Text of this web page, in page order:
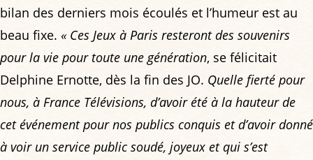
bilan des derniers mois écoulés et l’humeur est au
beau fixe. « Ces Jeux à Paris resteront des souvenirs
pour la vie pour toute une génération, se félicitait
Delphine Ernotte, dès la fin des JO. Quelle fierté pour
nous, à France Télévisions, d’avoir été à la hauteur de
cet événement pour nos publics conquis et d’avoir donné
à voir un service public soudé, joyeux et qui s’est